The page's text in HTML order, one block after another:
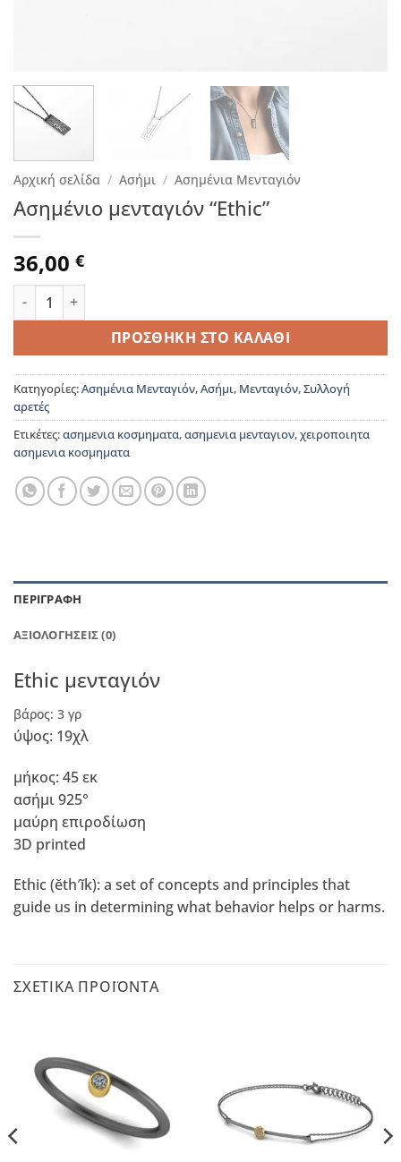
Αρχική σελίδα / Ασήμι / Ασημένια Μενταγιόν
Ασημένιο μενταγιόν “Ethic”
36,00 €
Ασημένιο μενταγιόν "Ethic" ποσότητα
ΠΡΟΣΘΉΚΗ ΣΤΟ ΚΑΛΆΘΙ
Κατηγορίες:Ασημένια Μενταγιόν,Ασήμι, Μενταγιόν,Συλλογή
αρετές
Ετικέτες:ασημενια κοσμηματα,ασημενια μενταγιον,χειροποιητα
ασημενια κοσμηματα
ΠΕΡΙΓΡΑΦΉ
ΑΞΙΟΛΟΓΉΣΕΙΣ (0)
Ethic μενταγιόν
βάρος: 3 γρ
ύψος: 19χλ
μήκος: 45 εκ
ασήμι 925°
μαύρη επιροδίωση
3D printed
Ethic (ĕth′ĭk): a set of concepts and principles that
guide us in determining what behavior helps or harms.
ΣΧΕΤΙΚΆ ΠΡΟΪΌΝΤΑ